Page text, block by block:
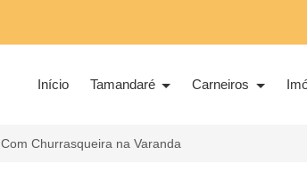
Início Tamandaré Carneiros
Com Churrasqueira na Varanda